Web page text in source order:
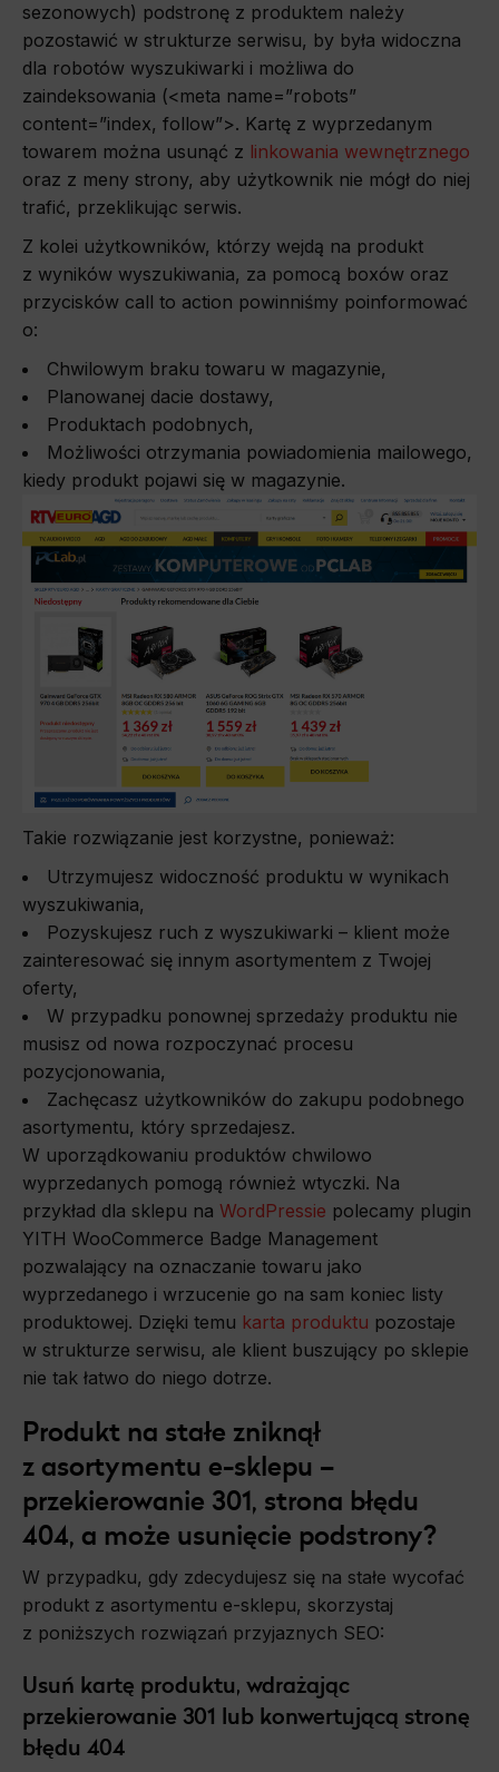
sezonowych) podstronę z produktem należy
pozostawić w strukturze serwisu, by była widoczna
dla robotów wyszukiwarki i możliwa do
zaindeksowania (<meta name=”robots”
content=”index, follow”>. Kartę z wyprzedanym
towarem można usunąć z linkowania wewnętrznego
oraz z meny strony, aby użytkownik nie mógł do niej
trafić, przeklikując serwis.
Z kolei użytkowników, którzy wejdą na produkt
z wyników wyszukiwania, za pomocą boxów oraz
przycisków call to action powinniśmy poinformować
o:
Chwilowym braku towaru w magazynie,
Planowanej dacie dostawy,
Produktach podobnych,
Możliwości otrzymania powiadomienia mailowego,
kiedy produkt pojawi się w magazynie.
Takie rozwiązanie jest korzystne, ponieważ:
Utrzymujesz widoczność produktu w wynikach
wyszukiwania,
Pozyskujesz ruch z wyszukiwarki – klient może
zainteresować się innym asortymentem z Twojej
oferty,
W przypadku ponownej sprzedaży produktu nie
musisz od nowa rozpoczynać procesu
pozycjonowania,
Zachęcasz użytkowników do zakupu podobnego
asortymentu, który sprzedajesz.
W uporządkowaniu produktów chwilowo
wyprzedanych pomogą również wtyczki. Na
przykład dla sklepu na WordPressie polecamy plugin
YITH WooCommerce Badge Management
pozwalający na oznaczanie towaru jako
wyprzedanego i wrzucenie go na sam koniec listy
produktowej. Dzięki temu karta produktu pozostaje
w strukturze serwisu, ale klient buszujący po sklepie
nie tak łatwo do niego dotrze.
Produkt na stałe zniknął
z asortymentu e-sklepu –
przekierowanie 301, strona błędu
404, a może usunięcie podstrony?
W przypadku, gdy zdecydujesz się na stałe wycofać
produkt z asortymentu e-sklepu, skorzystaj
z poniższych rozwiązań przyjaznych SEO:
Usuń kartę produktu, wdrażając
przekierowanie 301 lub konwertującą stronę
błędu 404